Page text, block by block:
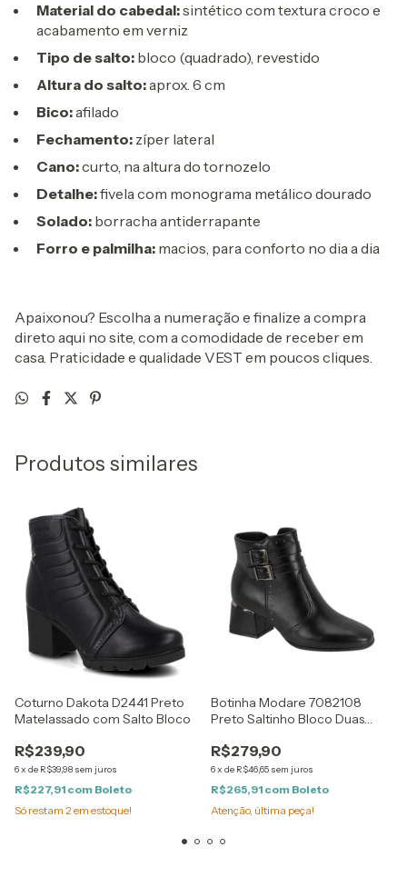
Material do cabedal:sintético com textura croco e
acabamento em verniz
Tipo de salto: bloco (quadrado), revestido
Altura do salto:aprox. 6 cm
Bico:afilado
Fechamento: zíper lateral
Cano:curto, na altura do tornozelo
Detalhe:fivela com monograma metálico dourado
Solado: borracha antiderrapante
Forro e palmilha: macios, para conforto no dia a dia
Apaixonou? Escolha a numeração e finalize a compra
direto aqui no site, com a comodidade de receber em
casa. Praticidade e qualidade VEST em poucos cliques.
Produtos similares
Coturno Dakota D2441 Preto
Matelassado com Salto Bloco
R$239,90
6x de R$39,98 sem juros
R$227,91 com Boleto
Só restam 2em estoque!
Botinha Modare 7082108
Preto Saltinho Bloco Duas
R$279,90
6x de R$46,65 sem juros
R$265,91 com Boleto
Atenção, última peça!